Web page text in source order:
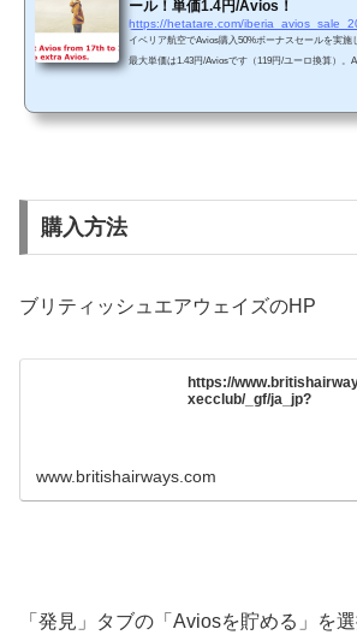
ール！単価1.4円/Avios！
https://hetatare.com/
イベリア航空でAvios購入50%ボーナスセールを実施
最大単価は1.43円/Aviosです（119円/ユーロ換算）。
価は2.14円/Avios・20,000 Avios購入時の単価は1.53
購入方法
ブリティッシュエアウェイズのHP
https://
xecclub/_gf/ja_jp?
www.britishairways.com
「発見」タブの「Aviosを貯める」を